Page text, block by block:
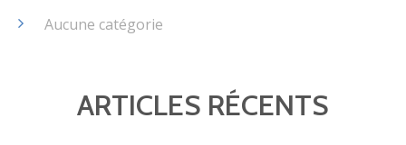
Aucune catégorie
ARTICLES RÉCENTS